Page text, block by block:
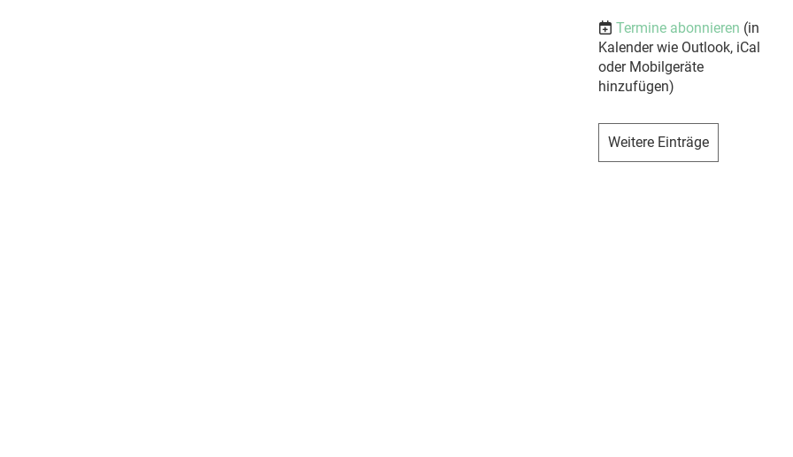
Termine abonnieren (in
Kalender wie Outlook, iCal
oder Mobilgeräte
hinzufügen)
Weitere Einträge